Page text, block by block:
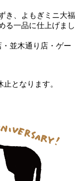
き、よもぎミニ大福
る一品に仕上げまし
並木通り店・ゲー
となります。